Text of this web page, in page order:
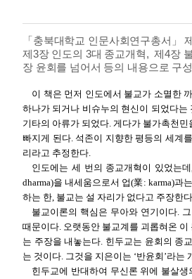
「충북대학교 인문사회연구총서」
제3장 인도의 3대 종교개혁, 제4장
장 윤회를 넘어서 등의 내용으로 구
이 책은 먼저 인도에서 불교가 소멸한
하나가 되거나 비슈누의 현신이 되었다
기타의 아류가 되었다. 게다가 불가촉천
빠지게 된다. 석존이 지향한 평등의 세계
리라고 추정한다.
인도에는 세 번의 종교개혁이 있었는
dharma)을 내세움으로서 업(業: karma)과
하는 한, 불교는 설 자리가 없다고 주장한
불교이론의 핵심은 무아와 연기이다.
때문이다. 오랫동안 불교계를 괴롭혀온
는 주장을 내놓는다. 힌두교는 윤회의 종
는 것이다. 그것을 지은이는 ‘반윤회’라는
힌두교에 반대하여 무신론 위에 불살